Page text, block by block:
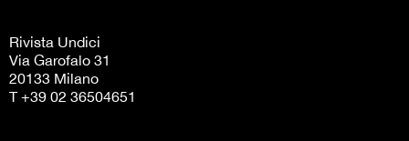
Rivista Undici
Via Garofalo 31
20133 Milano
T +39 02 36504651